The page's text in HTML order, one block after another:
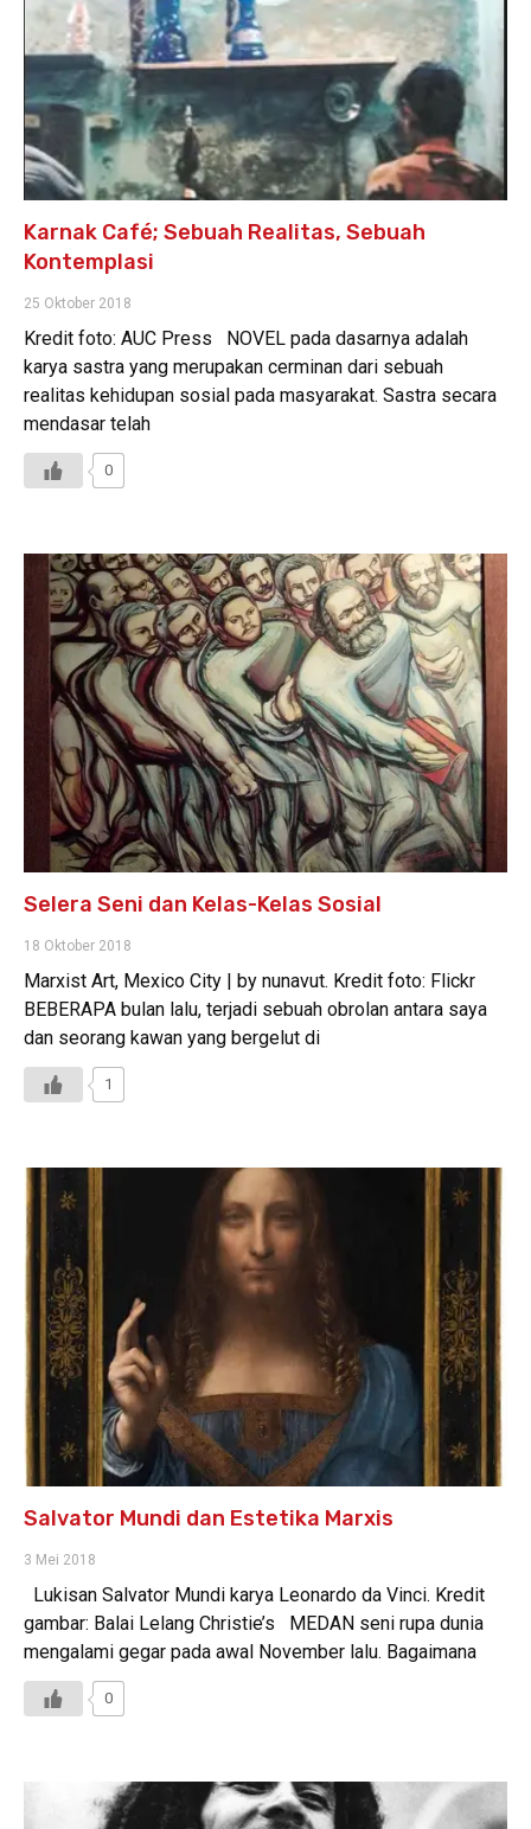
Karnak Café; Sebuah Realitas, Sebuah
Kontemplasi
25 Oktober 2018
Kredit foto: AUC Press NOVEL pada dasarnya adalah
karya sastra yang merupakan cerminan dari sebuah
realitas kehidupan sosial pada masyarakat. Sastra secara
mendasar telah
0
Selera Seni dan Kelas-Kelas Sosial
18 Oktober 2018
Marxist Art, Mexico City | by nunavut. Kredit foto: Flickr
BEBERAPA bulan lalu, terjadi sebuah obrolan antara saya
dan seorang kawan yang bergelut di
1
Salvator Mundi dan Estetika Marxis
3 Mei 2018
Lukisan Salvator Mundi karya Leonardo da Vinci. Kredit
gambar: Balai Lelang Christie’s MEDAN seni rupa dunia
mengalami gegar pada awal November lalu. Bagaimana
0